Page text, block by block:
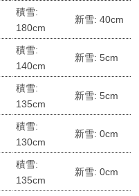
積雪:
180cm
新雪: 40cm
積雪:
140cm
新雪: 5cm
積雪:
135cm
新雪: 5cm
積雪:
130cm
新雪: 0cm
積雪:
135cm
新雪: 0cm